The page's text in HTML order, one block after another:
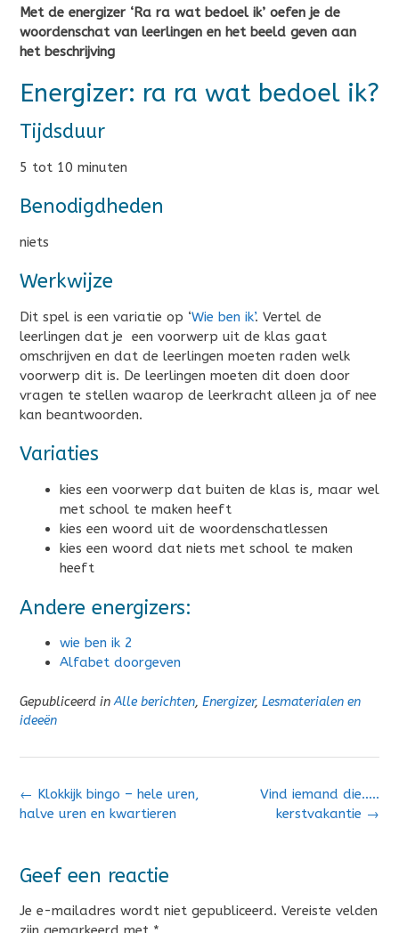
Met de energizer ‘Ra ra wat bedoel ik’ oefen je de
woordenschat van leerlingen en het beeld geven aan
het beschrijving
Energizer: ra ra wat bedoel ik?
Tijdsduur
5 tot 10 minuten
Benodigdheden
niets
Werkwijze
Dit spel is een variatie op ‘Wie ben ik’. Vertel de
leerlingen dat je een voorwerp uit de klas gaat
omschrijven en dat de leerlingen moeten raden welk
voorwerp dit is. De leerlingen moeten dit doen door
vragen te stellen waarop de leerkracht alleen ja of nee
kan beantwoorden.
Variaties
kies een voorwerp dat buiten de klas is, maar wel
met school te maken heeft
kies een woord uit de woordenschatlessen
kies een woord dat niets met school te maken
heeft
Andere energizers:
wie ben ik 2
Alfabet doorgeven
Gepubliceerd inAlle berichten, Energizer, Lesmaterialen en
ideeën
Bericht
navigatie
Vind iemand die…..
kerstvakantie →
← Klokkijk bingo – hele uren,
halve uren en kwartieren
Geef een reactie
Je e-mailadres wordt niet gepubliceerd. Vereiste velden